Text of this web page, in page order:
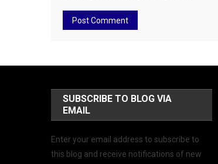
SUBSCRIBE TO BLOG VIA
EMAIL
Enter your email address to subscribe to
this blog and receive notifications of new